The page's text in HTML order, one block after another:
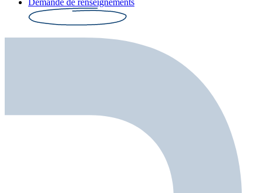
Demande de renseignements